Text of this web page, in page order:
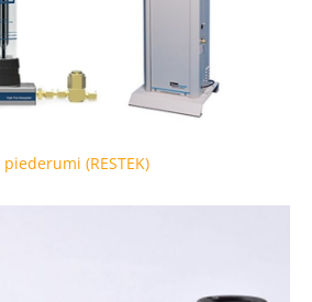
piederumi (RESTEK)